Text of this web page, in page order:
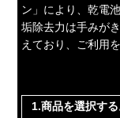
ン」により、乾電
垢除去力は手みが
えており、ご利用
1.商品を選択する